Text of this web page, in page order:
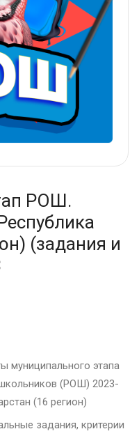
РОШ.
(задания и
муниципального этапа
(РОШ) 2023-
(16 регион)
задания, критерии